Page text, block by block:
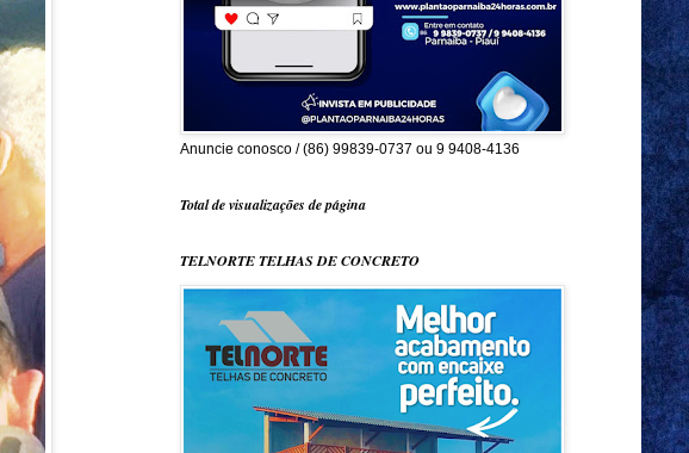
Anuncie conosco / (86) 99839-0737 ou 9 9408-4136
Total de visualizações de página
TELNORTE TELHAS DE CONCRETO